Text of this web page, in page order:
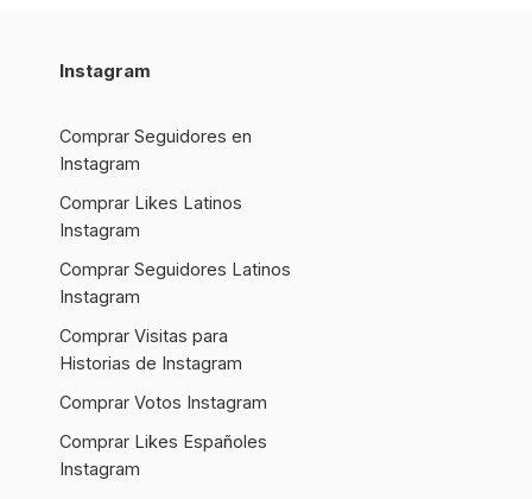
Instagram
Comprar Seguidores en
Instagram
Comprar Likes Latinos
Instagram
Comprar Seguidores Latinos
Instagram
Comprar Visitas para
Historias de Instagram
Comprar Votos Instagram
Comprar Likes Españoles
Instagram